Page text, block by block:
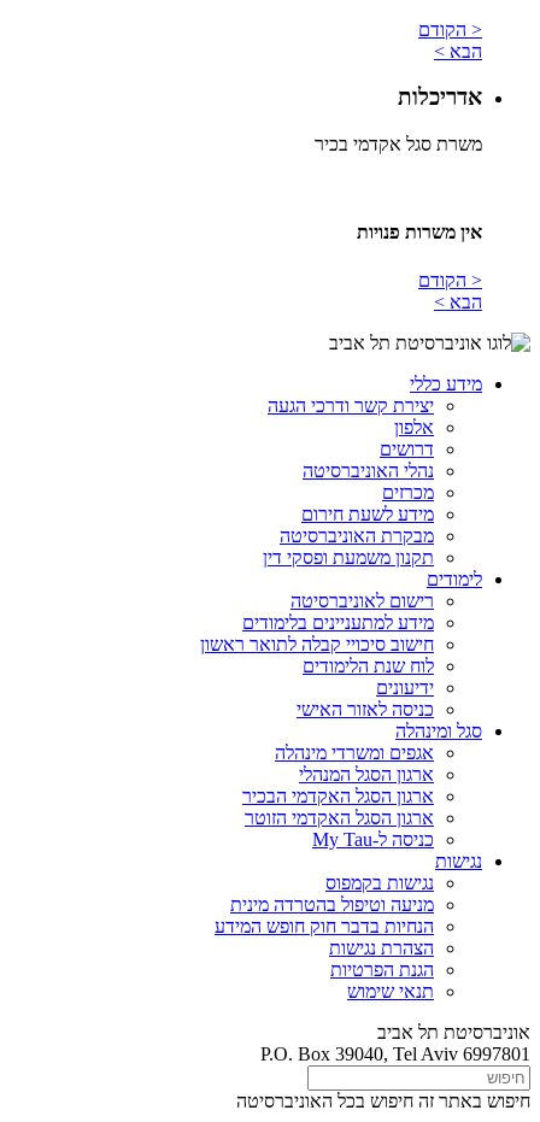
< הקודם
הבא >
אדריכלות
משרת סגל אקדמי בכיר
אין משרות פנויות​
< הקודם
הבא >
מידע כללי
יצירת קשר ודרכי הגעה
אלפון
דרושים
נהלי האוניברסיטה
מכרזים
מידע לשעת חירום
מבקרת האוניברסיטה
תקנון משמעת ופסקי דין
לימודים
רישום לאוניברסיטה
מידע למתעניינים בלימודים
חישוב סיכויי קבלה לתואר ראשון
לוח שנת הלימודים
ידיעונים
כניסה לאזור האישי
סגל ומינהלה
אגפים ומשרדי מינהלה
ארגון הסגל המנהלי
ארגון הסגל האקדמי הבכיר
ארגון הסגל האקדמי הזוטר
כניסה ל-My Tau
נגישות
נגישות בקמפוס
מניעה וטיפול בהטרדה מינית
הנחיות בדבר חוק חופש המידע
הצהרת נגישות
הגנת הפרטיות
תנאי שימוש
אוניברסיטת תל אביב
P.O. Box 39040, Tel Aviv 6997801
חיפוש באתר זה חיפוש בכל האוניברסיטה